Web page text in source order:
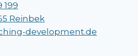
199
Reinbek
development.de